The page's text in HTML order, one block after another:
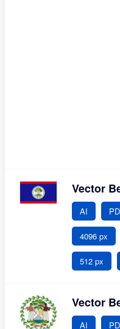
Vector
AI
4096 px
512 px
Vector
AI